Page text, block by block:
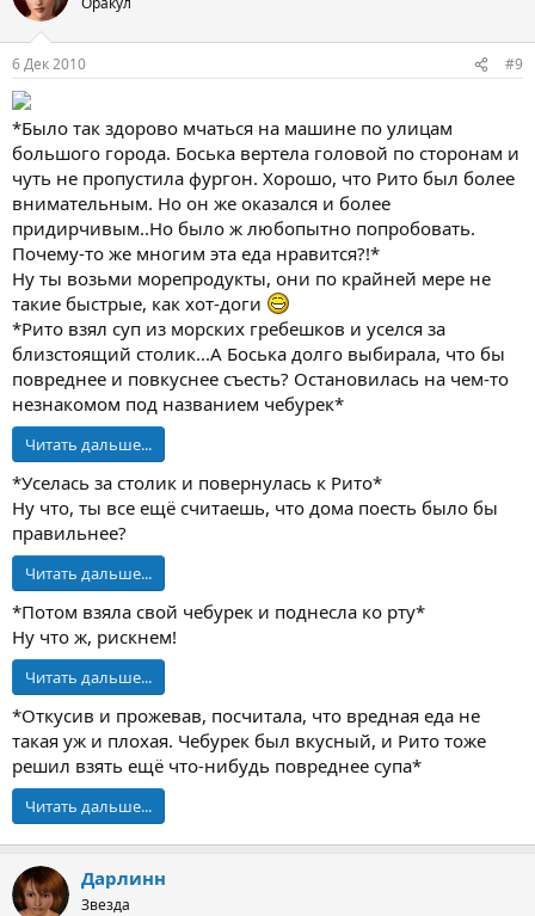
6 Дек 2010 #9
*Было так здорово мчаться на машине по улицам
большого города. Боська вертела головой по сторонам и
чуть не пропустила фургон. Хорошо, что Рито был более
внимательным. Но он же оказался и более
придирчивым..Но было ж любопытно попробовать.
Почему-то же многим эта еда нравится?!*
Ну ты возьми морепродукты, они по крайней мере не
такие быстрые, как хот-доги
*Рито взял суп из морских гребешков и уселся за
близстоящий столик...А Боська долго выбирала, что бы
повреднее и повкуснее съесть? Остановилась на чем-то
незнакомом под названием чебурек*
Читать дальше...
*Уселась за столик и повернулась к Рито*
Ну что, ты все ещё считаешь, что дома поесть было бы
правильнее?
Читать дальше...
*Потом взяла свой чебурек и поднесла ко рту*
Ну что ж, рискнем!
Читать дальше...
*Откусив и прожевав, посчитала, что вредная еда не
такая уж и плохая. Чебурек был вкусный, и Рито тоже
решил взять ещё что-нибудь повреднее супа*
Читать дальше...
Дарлинн
Звезда